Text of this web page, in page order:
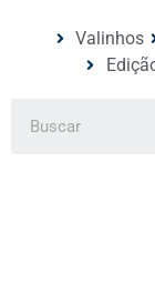
Valinhos